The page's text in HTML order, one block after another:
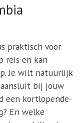
praktisch voor
reis en kan
Je wilt natuurlijk
bij jouw
een kortlopende-
En welke